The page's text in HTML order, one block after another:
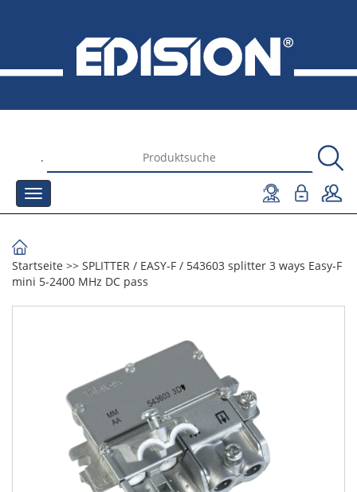
.
Startseite >> SPLITTER / EASY-F / 543603 splitter 3 ways Easy-F
mini 5-2400 MHz DC pass